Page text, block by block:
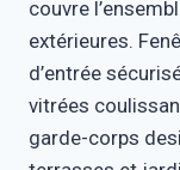
couvre
extérieures.
d’entrée
vitrées
garde-corps